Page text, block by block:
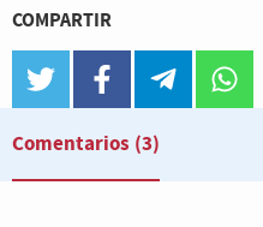
COMPARTIR
twitter facebook telegram
Comentarios (3)